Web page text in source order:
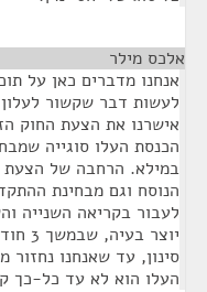
אלכס מילר
אנחנו מדברים כאן על
לעשות דבר שקשור
אישרנו את הצעת החוק
הכנסת העלו סוגייה
במילא. הרחבה של הצעת
הנוסח וגם מבחינת
לעבור בקריאה השנייה
סינון, עד שאנחנו
העלו הוא לא עד כל-כך